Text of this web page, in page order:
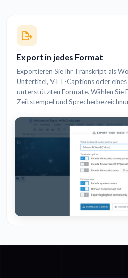
Export in jedes Format
Exportieren Sie Ihr Transkript als
Untertitel, VTT-Captions oder
unterstützten Formate. Wählen Sie
Zeitstempel und